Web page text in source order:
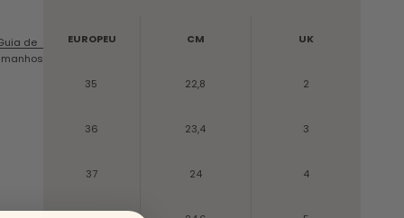
de
EUROPEU CM UK
35 22,8 2
36 23,4 3
37 24 4